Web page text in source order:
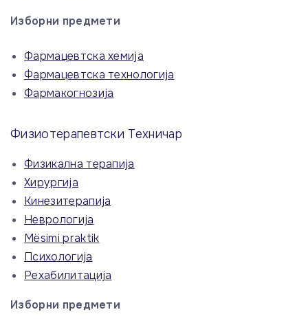
Изборни предмети
Фармацевтска хемија
Фармацевтска технологија
Фармакогнозија
Физиотерапевтски Техничар
Физикална терапија
Хирургија
Кинезитерапија
Неврологија
Mësimi praktik
Психологија
Рехабилитација
Изборни предмети